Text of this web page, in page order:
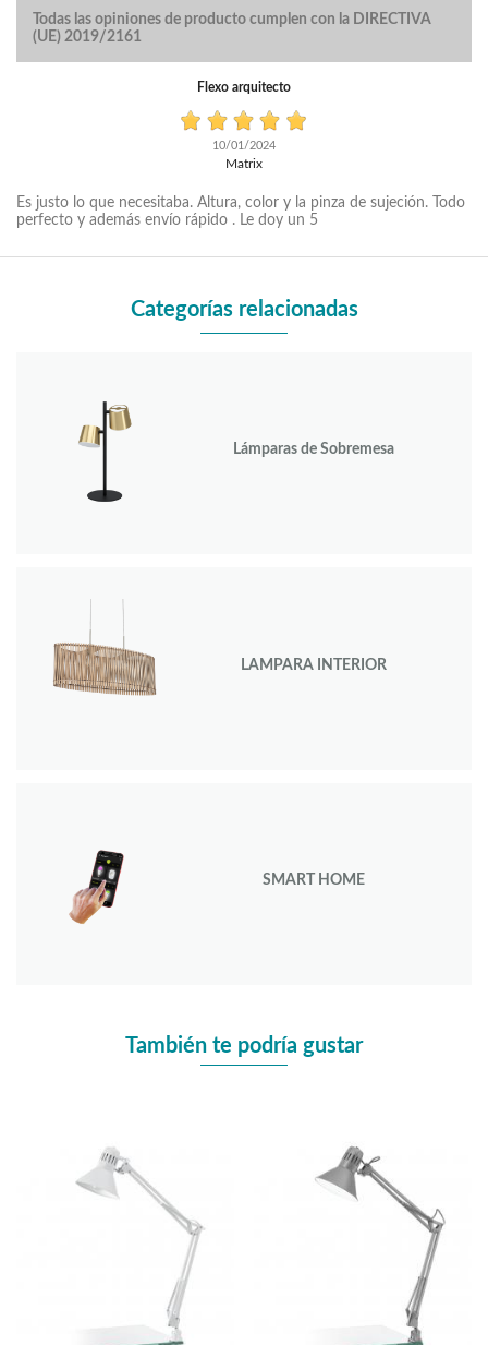
Todas las opiniones de producto cumplen con la DIRECTIVA
(UE) 2019/2161
Flexo arquitecto
10/01/2024
Matrix
Es justo lo que necesitaba. Altura, color y la pinza de sujeción. Todo
perfecto y además envío rápido . Le doy un 5
Categorías relacionadas
Lámparas de Sobremesa
LAMPARA INTERIOR
SMART HOME
También te podría gustar